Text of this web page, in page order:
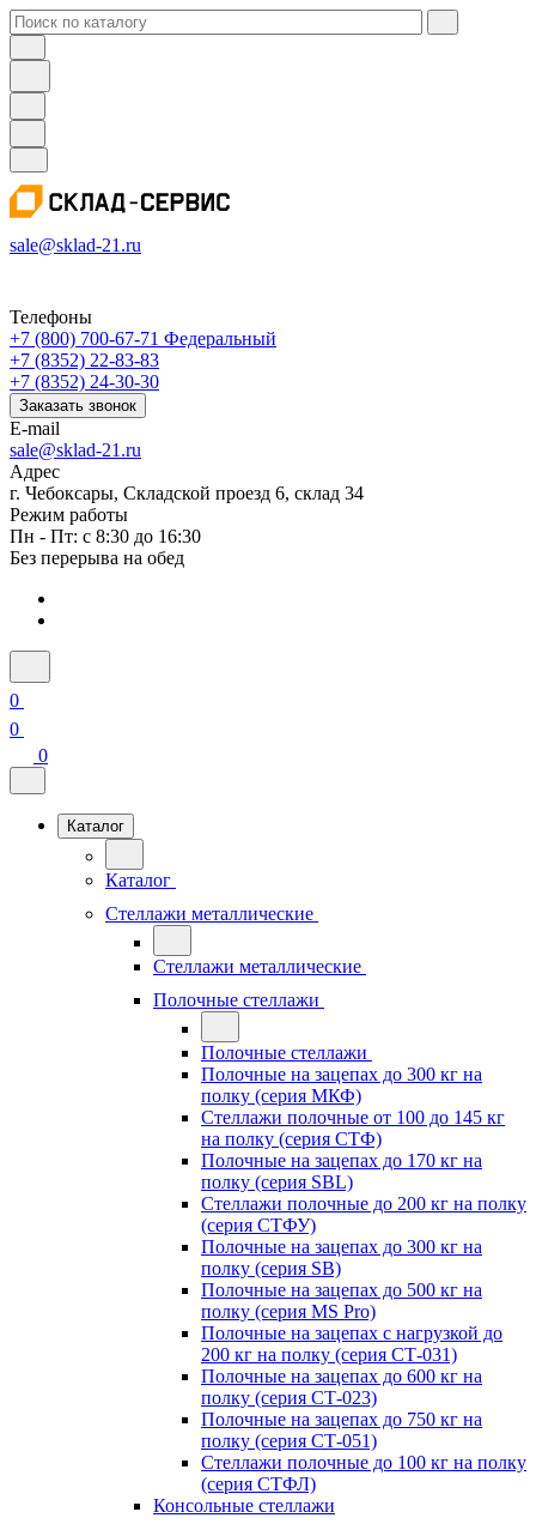
sale@sklad-21.ru
Телефоны
+7 (800) 700-67-71 Федеральный
+7 (8352) 22-83-83
+7 (8352) 24-30-30
Заказать звонок
E-mail
sale@sklad-21.ru
Адрес
г. Чебоксары, Складской проезд 6, склад 34
Режим работы
Пн - Пт: с 8:30 до 16:30
Без перерыва на обед
0
0
0
Каталог
Каталог
Стеллажи металлические
Стеллажи металлические
Полочные стеллажи
Полочные стеллажи
Полочные на зацепах до 300 кг на
полку (серия МКФ)
Стеллажи полочные от 100 до 145 кг
на полку (серия СТФ)
Полочные на зацепах до 170 кг на
полку (серия SBL)
Стеллажи полочные до 200 кг на полку
(серия СТФУ)
Полочные на зацепах до 300 кг на
полку (серия SB)
Полочные на зацепах до 500 кг на
полку (серия MS Pro)
Полочные на зацепах с нагрузкой до
200 кг на полку (серия СТ-031)
Полочные на зацепах до 600 кг на
полку (серия СТ-023)
Полочные на зацепах до 750 кг на
полку (серия СТ-051)
Стеллажи полочные до 100 кг на полку
(серия СТФЛ)
Консольные стеллажи